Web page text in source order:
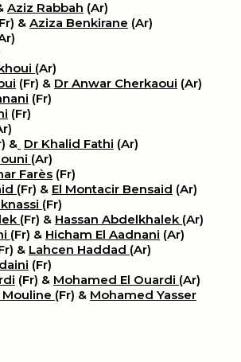
Aziz Rabbah (Ar)
& Aziza Benkirane (Ar)
(Ar)
(Fr) & Dr Anwar Cherkaoui (Ar)
(Fr)
(Fr)
& Dr Khalid Fathi (Ar)
(Ar)
Farès (Fr)
(Fr) & El Montacir Bensaid (Ar)
(Fr)
(Fr) & Hassan Abdelkhalek (Ar)
(Fr) & Hicham El Aadnani (Ar)
& Lahcen Haddad (Ar)
(Fr)
(Fr) & Mohamed El Ouardi (Ar)
Mouline (Fr) & Mohamed Yasser